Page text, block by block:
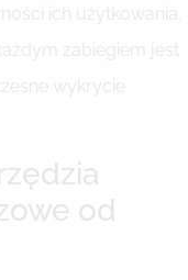
ich użytkowania.
zabiegiem jest
wykrycie
od